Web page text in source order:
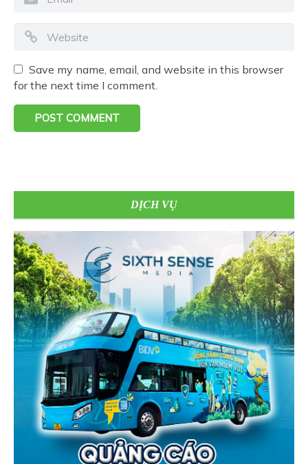
Save my name, email, and website in this browser
for the next time I comment.
DỊCH VỤ